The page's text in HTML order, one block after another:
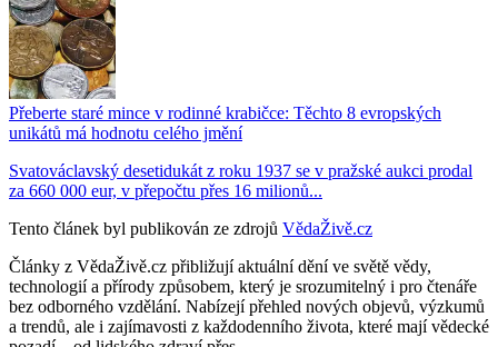
Přeberte staré mince v rodinné krabičce: Těchto 8 evropských
unikátů má hodnotu celého jmění
Svatováclavský desetidukát z roku 1937 se v pražské aukci prodal
za 660 000 eur, v přepočtu přes 16 milionů...
Tento článek byl publikován ze zdrojů VědaŽivě.cz
Články z VědaŽivě.cz přibližují aktuální dění ve světě vědy,
technologií a přírody způsobem, který je srozumitelný i pro čtenáře
bez odborného vzdělání. Nabízejí přehled nových objevů, výzkumů
a trendů, ale i zajímavosti z každodenního života, které mají vědecké